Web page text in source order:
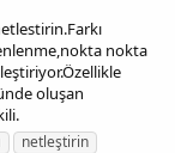
nokta
oluşan
netleştirin